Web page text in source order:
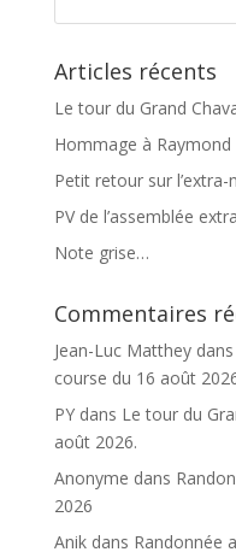
i
v
:
Articles récents
Le tour du Grand
Hommage à Raymond
Petit retour sur
PV de l’assemblée
Note grise…
Commentaires
Jean-Luc Mattheydans
course du 16 août
PYdans Le tour du
août 2026.
Anonyme dans
2026
Anikdans Randonnée